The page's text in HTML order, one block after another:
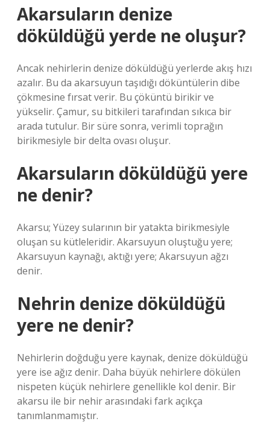
Akarsuların denize
döküldüğü yerde ne oluşur?
Ancak nehirlerin denize döküldüğü yerlerde akış hızı
azalır. Bu da akarsuyun taşıdığı döküntülerin dibe
çökmesine fırsat verir. Bu çöküntü birikir ve
yükselir. Çamur, su bitkileri tarafından sıkıca bir
arada tutulur. Bir süre sonra, verimli toprağın
birikmesiyle bir delta ovası oluşur.
Akarsuların döküldüğü yere
ne denir?
Akarsu; Yüzey sularının bir yatakta birikmesiyle
oluşan su kütleleridir. Akarsuyun oluştuğu yere;
Akarsuyun kaynağı, aktığı yere; Akarsuyun ağzı
denir.
Nehrin denize döküldüğü
yere ne denir?
Nehirlerin doğduğu yere kaynak, denize döküldüğü
yere ise ağız denir. Daha büyük nehirlere dökülen
nispeten küçük nehirlere genellikle kol denir. Bir
akarsu ile bir nehir arasındaki fark açıkça
tanımlanmamıştır.